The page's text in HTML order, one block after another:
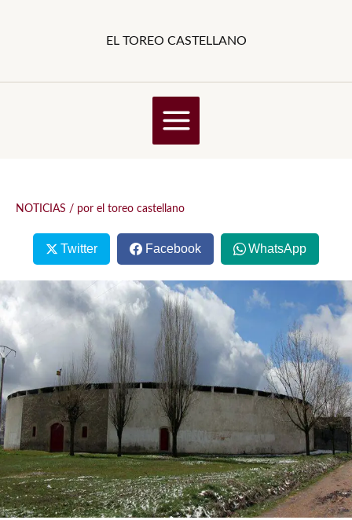
EL TOREO CASTELLANO
NOTICIAS / por el toreo castellano
Twitter Facebook WhatsApp